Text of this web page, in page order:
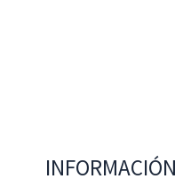
INFORMACIÓN